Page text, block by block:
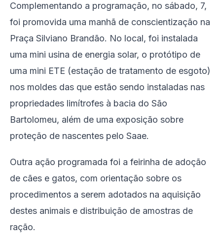
Complementando a programação, no sábado, 7,
foi promovida uma manhã de conscientização na
Praça Silviano Brandão. No local, foi instalada
uma mini usina de energia solar, o protótipo de
uma mini ETE (estação de tratamento de esgoto)
nos moldes das que estão sendo instaladas nas
propriedades limítrofes à bacia do São
Bartolomeu, além de uma exposição sobre
proteção de nascentes pelo Saae.
Outra ação programada foi a feirinha de adoção
de cães e gatos, com orientação sobre os
procedimentos a serem adotados na aquisição
destes animais e distribuição de amostras de
ração.